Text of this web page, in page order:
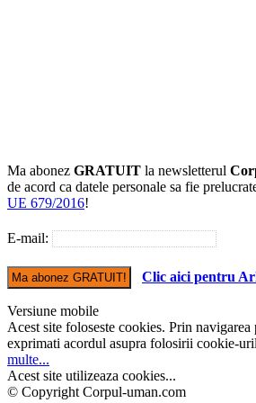
Ma abonez GRATUIT la newsletterul
de acord ca datele personale sa fie
UE 679/2016!
E-mail:
Clic aici pentru
Versiune mobile
Acest site foloseste cookies. Prin navigarea
exprimati acordul asupra folosirii cookie-
multe...
Acest site utilizeaza cookies...
© Copyright Corpul-uman.com